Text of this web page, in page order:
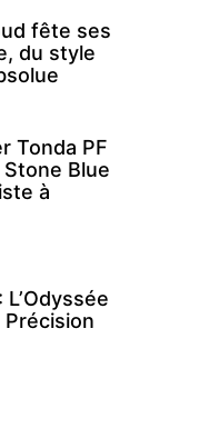
fête ses
du style
Tonda PF
Blue
à
Précision